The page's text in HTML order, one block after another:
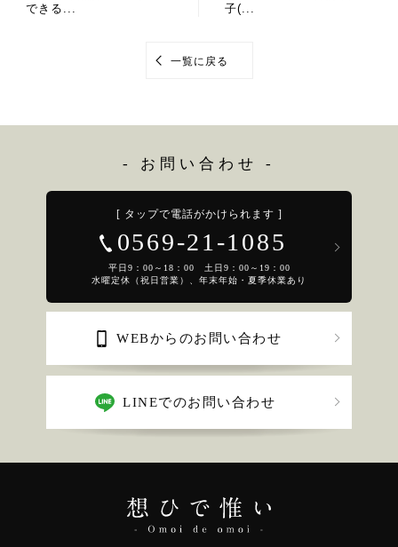
できる...
一覧に戻る
子(...
- お問い合わせ -
[ タップで電話がかけられます ]
0569-21-1085
平日9：00～18：00 土日9：00～19：00
水曜定休（祝日営業）、年末年始・夏季休業あり
WEBからのお問い合わせ
LINEでのお問い合わせ